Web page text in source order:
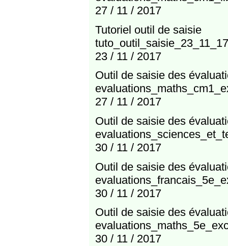
27 / 11 / 2017
Tutoriel outil de saisie
23 / 11 / 2017
Outil de saisie des
27 / 11 / 2017
Outil de saisie des
30 / 11 / 2017
Outil de saisie des
30 / 11 / 2017
Outil de saisie des
30 / 11 / 2017